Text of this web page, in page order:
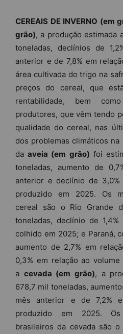
CEREAIS DE INVERNO (em
grão), a produção estimada
toneladas, declínios de
anterior e de 7,8% em
área cultivada do trigo na
preços do cereal, que
rentabilidade, bem
produtores, que vêm tendo
qualidade do cereal, nas
dos problemas climáticos na
daaveia (em grão) foi
toneladas, aumento de
anterior e declínio de 3,0%
produzido em 2025. Os
cereal são o Rio Grande
toneladas, declínio de
colhido em 2025; e Paraná,
aumento de 2,7% em
0,3% em relação ao
a cevada (em grão), a
678,7 mil toneladas,
mês anterior e de 7,2%
produzido em 2025. Os
brasileiros da cevada são